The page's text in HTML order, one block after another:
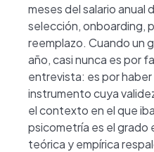
meses del salario anual
selección, onboarding,
reemplazo. Cuando un
año, casi nunca es por
entrevista: es por
instrumento cuya
el contexto en el que
psicometría es el grado
teórica y empírica